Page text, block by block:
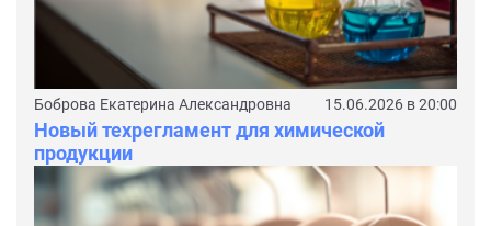
Боброва Екатерина Александровна 15.06.2026 в 20:00
Новый техрегламент для химической
продукции